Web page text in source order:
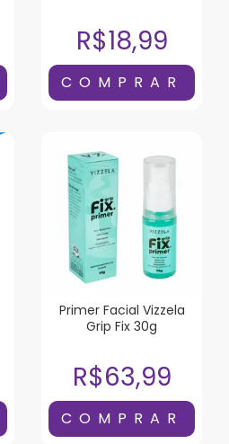
R$18,99
Primer Facial Vizzela
Grip Fix 30g
R$63,99